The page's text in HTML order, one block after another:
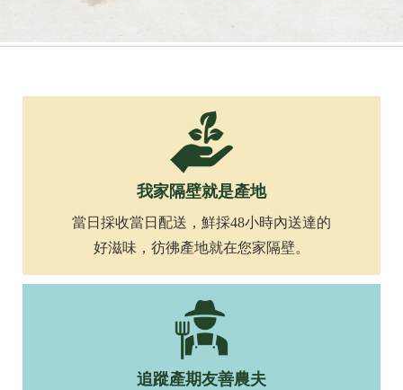
我家隔壁就是產地
當日採收當日配送，鮮採48小時內送達的
好滋味，彷彿產地就在您家隔壁。
追蹤產期友善農夫